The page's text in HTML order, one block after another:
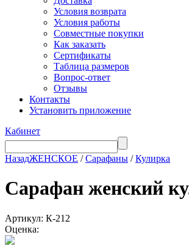
Условия возврата
Условия работы
Совместные покупки
Как заказать
Сертификаты
Таблица размеров
Вопрос-ответ
Отзывы
Контакты
Установить приложение
Кабинет
НазадЖЕНСКОЕ /Сарафаны /Кулирка
Сарафан женский
Артикул: К-212
Оценка: